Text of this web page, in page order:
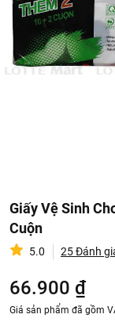
Giấy Vệ Sinh
Cuộn
5.0 25 Đánh
66.900 ₫
Giá sản phẩm đã gồm